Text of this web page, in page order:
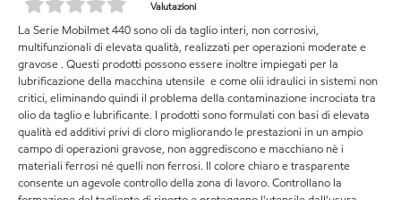
Valutazioni
La Serie Mobilmet 440 sono oli da taglio interi, non corrosivi,
multifunzionali di elevata qualità, realizzati per operazioni moderate e
gravose . Questi prodotti possono essere inoltre impiegati per la
lubrificazione della macchina utensile e come olii idraulici in sistemi non
critici, eliminando quindi il problema della contaminazione incrociata tra
olio da taglio e lubrificante. I prodotti sono formulati con basi di elevata
qualità ed additivi privi di cloro migliorando le prestazioni in un ampio
campo di operazioni gravose, non aggrediscono e macchiano nè i
materiali ferrosi né quelli non ferrosi. Il colore chiaro e trasparente
consente un agevole controllo della zona di lavoro. Controllano la